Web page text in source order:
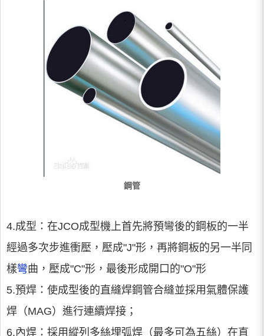
鋼管
4.成型：在JCO成型機上首先將預彎後的鋼板的一半
經過多次步進衝壓，壓成"J"形，再將鋼板的另一半同
樣彎曲，壓成"C"形，最後形成開口的"O"形
5.預焊：使成型後的直縫焊鋼管合縫並採用氣體保護
焊（MAG）進行連續焊接；
6.內焊：採用縱列多絲埋弧焊（最多可為五絲）在直